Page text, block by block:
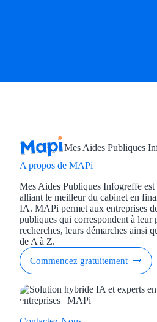
Mes Aides Publiques
A propos de MAPi
Mes Aides Publiques Infogreffe
alliant le meilleur du cabinet en
IA. MAPi permet aux entreprises
publiques qui correspondent à
recherches, leurs démarches ainsi
de A à Z.
Commencez gratuitement